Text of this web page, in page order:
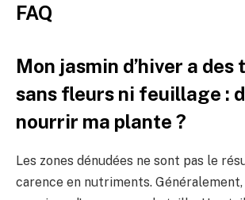
FAQ
Mon jasmin d’hiver a des
sans fleurs ni feuillage :
nourrir ma plante ?
Les zones dénudées ne sont pas le
carence en nutriments.